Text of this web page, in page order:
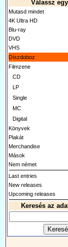
Válassz
Mutasd mindet
4K Ultra HD
Blu-ray
DVD
VHS
Díszdoboz
Filmzene
CD
LP
Single
MC
Digital
Könyvek
Plakát
Merchandise
Mások
Nem német
Last entries
New releases
Upcoming releases
Keresés az